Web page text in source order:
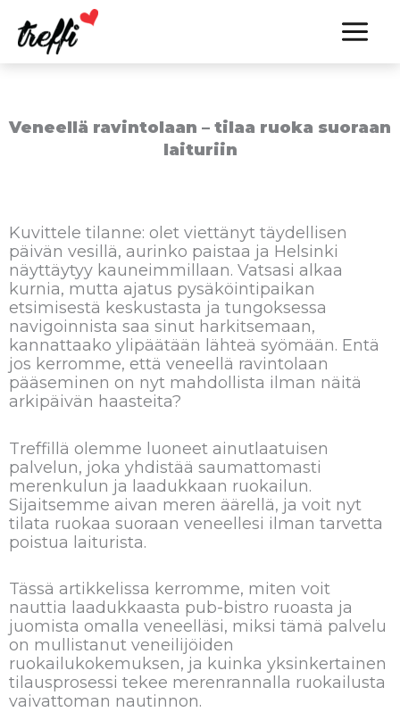
sisältöön
Veneellä ravintolaan – tilaa ruoka suoraan
laituriin
Kuvittele tilanne: olet viettänyt täydellisen
päivän vesillä, aurinko paistaa ja Helsinki
näyttäytyy kauneimmillaan. Vatsasi alkaa
kurnia, mutta ajatus pysäköintipaikan
etsimisestä keskustasta ja tungoksessa
navigoinnista saa sinut harkitsemaan,
kannattaako ylipäätään lähteä syömään. Entä
jos kerromme, että veneellä ravintolaan
pääseminen on nyt mahdollista ilman näitä
arkipäivän haasteita?
Treffillä olemme luoneet ainutlaatuisen
palvelun, joka yhdistää saumattomasti
merenkulun ja laadukkaan ruokailun.
Sijaitsemme aivan meren äärellä, ja voit nyt
tilata ruokaa suoraan veneellesi ilman tarvetta
poistua laiturista.
Tässä artikkelissa kerromme, miten voit
nauttia laadukkaasta pub-bistro ruoasta ja
juomista omalla veneelläsi, miksi tämä palvelu
on mullistanut veneilijöiden
ruokailukokemuksen, ja kuinka yksinkertainen
tilausprosessi tekee merenrannalla ruokailusta
vaivattoman nautinnon.